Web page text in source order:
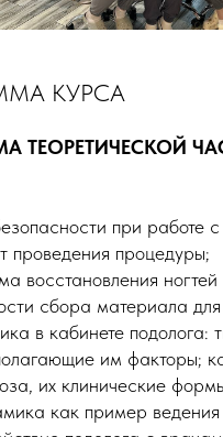
КУРСА
ТЕОРЕТИЧЕСКОЙ
при работе
проведения процедуры;
восстановления
сбора материала
в кабинете подолога:
им факторы;
их клинические
как пример ведения